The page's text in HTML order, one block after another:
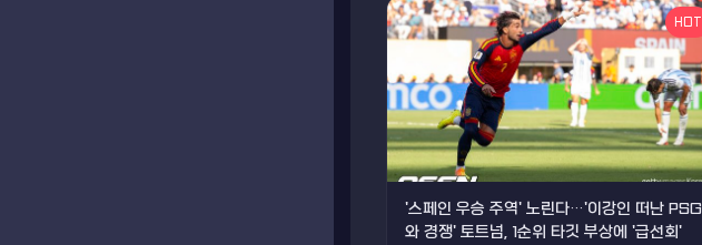
HOT
'스페인 우승 주역' 노린다…'이강인 떠난 PSG
와 경쟁' 토트넘, 1순위 타깃 부상에 '급선회'